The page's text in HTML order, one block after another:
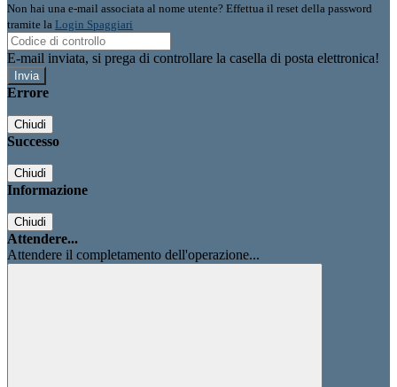
Non hai una e-mail associata al nome utente? Effettua il reset della password
tramite la Login Spaggiari
E-mail inviata, si prega di controllare la casella di posta elettronica!
Errore
Chiudi
Successo
Chiudi
Informazione
Chiudi
Attendere...
Attendere il completamento dell'operazione...